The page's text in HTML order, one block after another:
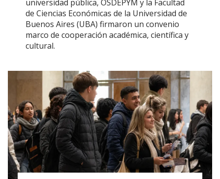
universidad pública, OSDEPYM y la Facultad
de Ciencias Económicas de la Universidad de
Buenos Aires (UBA) firmaron un convenio
marco de cooperación académica, científica y
cultural.